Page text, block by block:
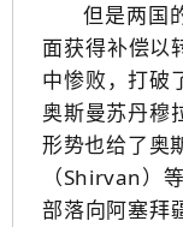
但是两国
面获得补偿以
中惨败，打破
奥斯曼苏丹穆
形势也给了奥
（Shirvan）
部落向阿塞拜